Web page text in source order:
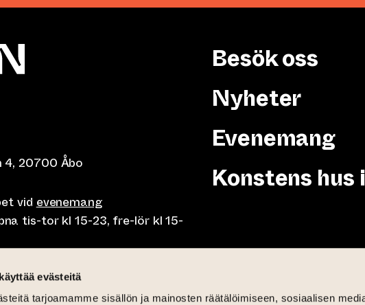
evästeitä
tarjoamamme sisällön ja mainosten räätälöimiseen, sosiaalisen
4, 20700 Åbo
vid evenemang
tis-tor kl 15-23, fre-lör kl 15-
20, tis-tor klo 10-23, fre-lör klo
Besök oss
Nyheter
Evenemang
Konstens hus